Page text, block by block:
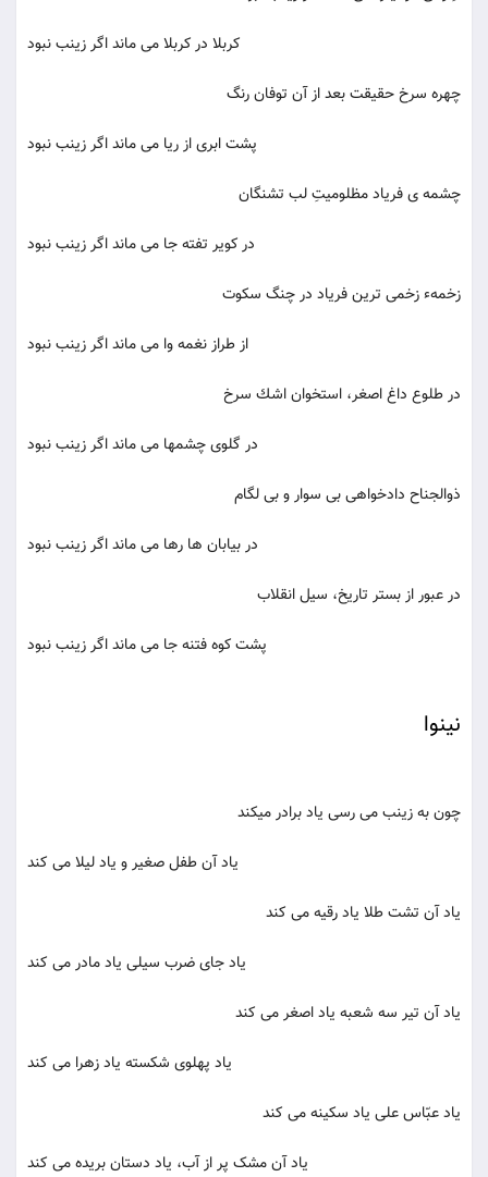
كربلا در كربلا می ‌ماند اگر زینب نبود
چهره سرخ حقیقت بعد از آن توفان رنگ
پشت ابری از ریا می ماند اگر زینب نبود
چشمه ی فریاد مظلومیتِ لب تشنگان
در كویر تفته جا می ‌ماند اگر زینب نبود
زخمهء زخمی ‌ترین فریاد در چنگ سكوت
از طراز نغمه وا می ‌ماند اگر زینب نبود
در طلوع داغ اصغر، استخوان اشك سرخ
در گلوی چشمها می ‌ماند اگر زینب نبود
ذوالجناح دادخواهی بی ‌سوار و بی ‌لگام
در بیابان ها رها می ‌ماند اگر زینب نبود
در عبور از بستر تاریخ، سیل انقلاب
پشت كوه فتنه جا می ‌ماند اگر زینب نبود
نینوا
چون به زینب می رسی یاد برادر میکند
یاد آن طفل صغیر و یاد لیلا می کند
یاد آن تشت طلا یاد رقیه می کند
یاد جای ضرب سیلی یاد مادر می کند
یاد آن تیر سه شعبه یاد اصغر می کند
یاد پهلوی شکسته یاد زهرا می کند
یاد عبّاس علی یاد سکینه می کند
یاد آن مشک پر از آب، یاد دستان بریده می کند